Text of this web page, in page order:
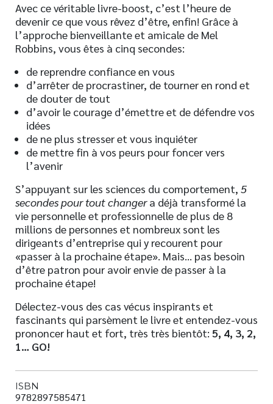
Avec ce véritable livre-boost, c’est l’heure de
devenir ce que vous rêvez d’être, enfin! Grâce à
l’approche bienveillante et amicale de Mel
Robbins, vous êtes à cinq secondes:
de reprendre confiance en vous
d’arrêter de procrastiner, de tourner en rond et
de douter de tout
d’avoir le courage d’émettre et de défendre vos
idées
de ne plus stresser et vous inquiéter
de mettre fin à vos peurs pour foncer vers
l’avenir
S’appuyant sur les sciences du comportement, 5
secondes pour tout changera déjà transformé la
vie personnelle et professionnelle de plus de 8
millions de personnes et nombreux sont les
dirigeants d’entreprise qui y recourent pour
«passer à la prochaine étape». Mais… pas besoin
d’être patron pour avoir envie de passer à la
prochaine étape!
Délectez-vous des cas vécus inspirants et
fascinants qui parsèment le livre et entendez-vous
prononcer haut et fort, très très bientôt: 5, 4, 3, 2,
1… GO!
ISBN
9782897585471